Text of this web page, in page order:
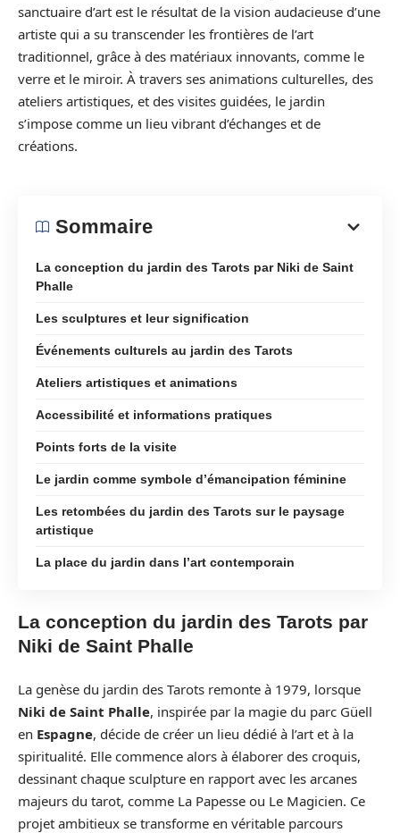
sanctuaire d’art est le résultat de la vision audacieuse d’une
artiste qui a su transcender les frontières de l’art
traditionnel, grâce à des matériaux innovants, comme le
verre et le miroir. À travers ses animations culturelles, des
ateliers artistiques, et des visites guidées, le jardin
s’impose comme un lieu vibrant d’échanges et de
créations.
Sommaire
La conception du jardin des Tarots par Niki de Saint
Phalle
Les sculptures et leur signification
Événements culturels au jardin des Tarots
Ateliers artistiques et animations
Accessibilité et informations pratiques
Points forts de la visite
Le jardin comme symbole d’émancipation féminine
Les retombées du jardin des Tarots sur le paysage
artistique
La place du jardin dans l’art contemporain
La conception du jardin des Tarots par
Niki de Saint Phalle
La genèse du jardin des Tarots remonte à 1979, lorsque
Niki de Saint Phalle, inspirée par la magie du parc Güell
en Espagne, décide de créer un lieu dédié à l’art et à la
spiritualité. Elle commence alors à élaborer des croquis,
dessinant chaque sculpture en rapport avec les arcanes
majeurs du tarot, comme La Papesse ou Le Magicien. Ce
projet ambitieux se transforme en véritable parcours